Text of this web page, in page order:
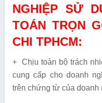
NGHIỆP SỬ
TOÁN TRỌN
CHI TPHCM:
+ Chịu toàn bộ trách
cung cấp cho doanh
trên chứng từ của doanh